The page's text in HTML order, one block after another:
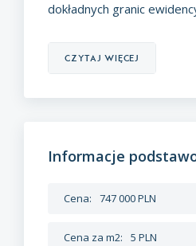
dokładnych granic
czytaj więcej
Informacje
Cena: 747 000 PLN
Cena za m2: 5 PLN